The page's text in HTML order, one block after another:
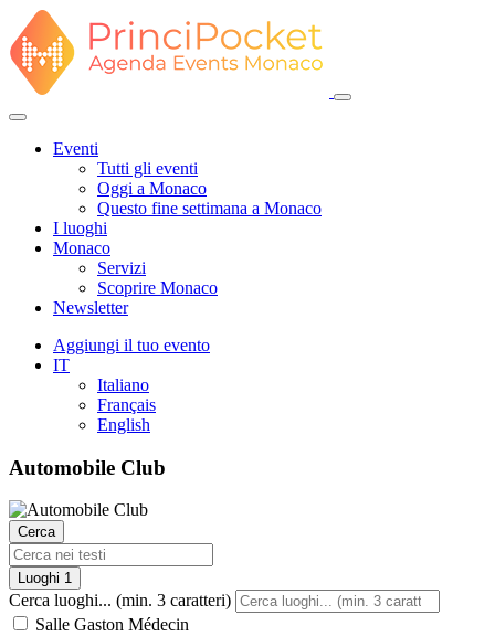
Eventi
Tutti gli eventi
Oggi a Monaco
Questo fine settimana a Monaco
I luoghi
Monaco
Servizi
Scoprire Monaco
Newsletter
Aggiungi il tuo evento
IT
Italiano
Français
English
Automobile Club
Cerca
Luoghi 1
Cerca luoghi... (min. 3 caratteri)
Salle Gaston Médecin